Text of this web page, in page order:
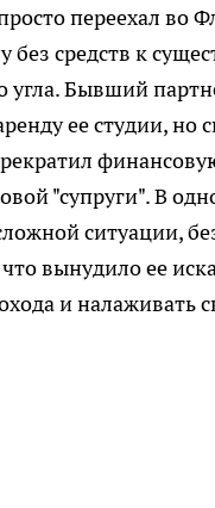
переехал во
без средств к
угла. Бывший
ее студии, но
"супруги". В
ситуации,
вынудило ее
и налаживать